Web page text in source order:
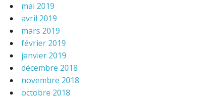
mai 2019
avril 2019
mars 2019
février 2019
janvier 2019
décembre 2018
novembre 2018
octobre 2018